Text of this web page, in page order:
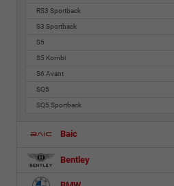
RS3 Sportback
S3 Sportback
S5
S5 Kombi
S6 Avant
SQ5
SQ5 Sportback
Baic
Bentley